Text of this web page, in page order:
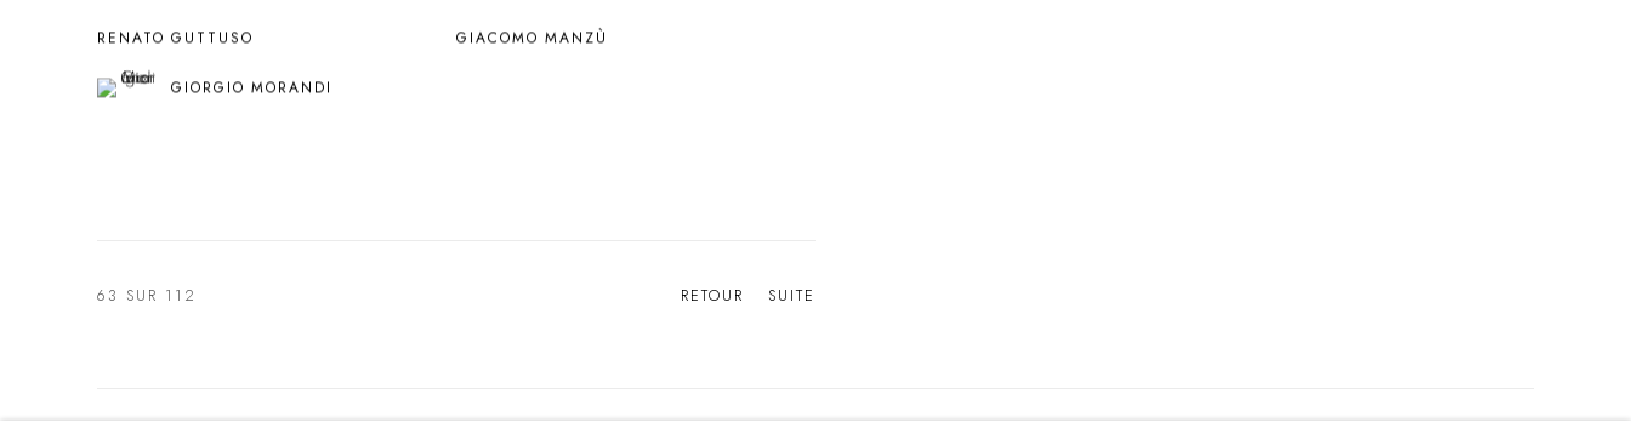
RENATO GUTTUSO GIACOMO MANZÙ
GIORGIO MORANDI
RETOUR SUITE
63 SUR 112